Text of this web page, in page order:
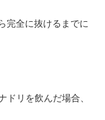
完全に抜けるまでに
ドリを飲んだ場合、